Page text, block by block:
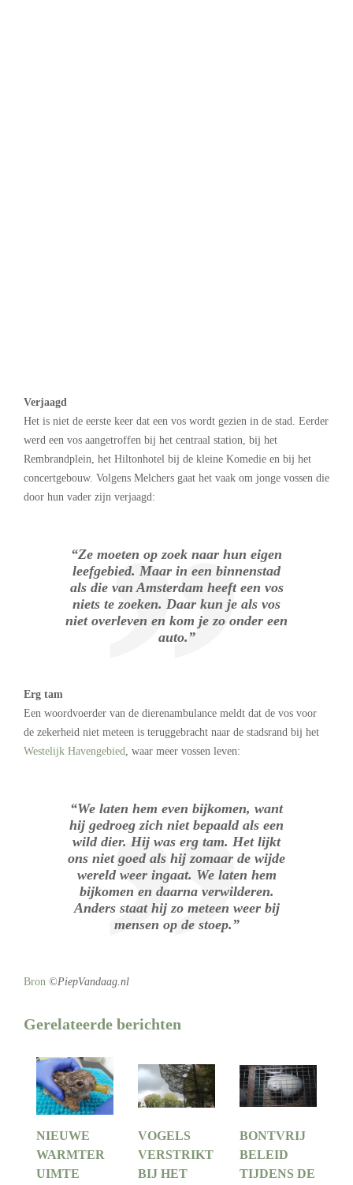
Verjaagd
Het is niet de eerste keer dat een vos wordt gezien in de stad. Eerder
werd een vos aangetroffen bij het centraal station, bij het
Rembrandplein, het Hiltonhotel bij de kleine Komedie en bij het
concertgebouw. Volgens Melchers gaat het vaak om jonge vossen die
door hun vader zijn verjaagd:
“Ze moeten op zoek naar hun eigen
leefgebied. Maar in een binnenstad
als die van Amsterdam heeft een vos
niets te zoeken. Daar kun je als vos
niet overleven en kom je zo onder een
auto.”
Erg tam
Een woordvoerder van de dierenambulance meldt dat de vos voor
de zekerheid niet meteen is teruggebracht naar de stadsrand bij het
Westelijk Havengebied , waar meer vossen leven:
“We laten hem even bijkomen, want
hij gedroeg zich niet bepaald als een
wild dier. Hij was erg tam. Het lijkt
ons niet goed als hij zomaar de wijde
wereld weer ingaat. We laten hem
bijkomen en daarna verwilderen.
Anders staat hij zo meteen weer bij
mensen op de stoep.”
Bron ©PiepVandaag.nl
Gerelateerde berichten
NIEUWE
WARMTER
UIMTE
VOGELS
VERSTRIKT
BIJ HET
BONTVRIJ
BELEID
TIJDENS DE